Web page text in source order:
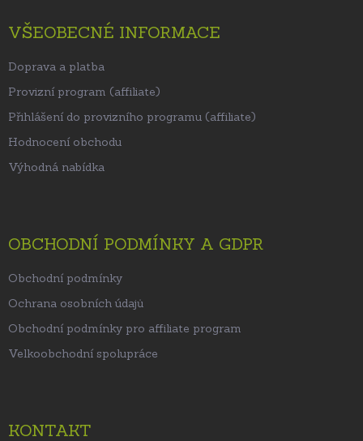
VŠEOBECNÉ INFORMACE
Doprava a platba
Provizní program (affiliate)
Přihlášení do provizního programu (affiliate)
Hodnocení obchodu
Výhodná nabídka
OBCHODNÍ PODMÍNKY A GDPR
Obchodní podmínky
Ochrana osobních údajů
Obchodní podmínky pro affiliate program
Velkoobchodní spolupráce
KONTAKT